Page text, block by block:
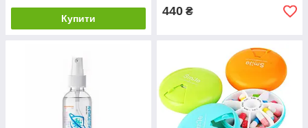
Купити
440 ₴